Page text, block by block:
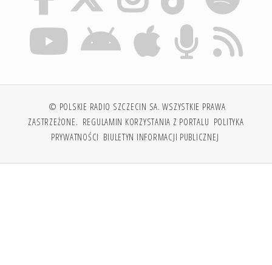
© POLSKIE RADIO SZCZECIN SA. WSZYSTKIE PRAWA
ZASTRZEŻONE. REGULAMIN KORZYSTANIA Z PORTALU POLITYKA
PRYWATNOŚCI BIULETYN INFORMACJI PUBLICZNEJ